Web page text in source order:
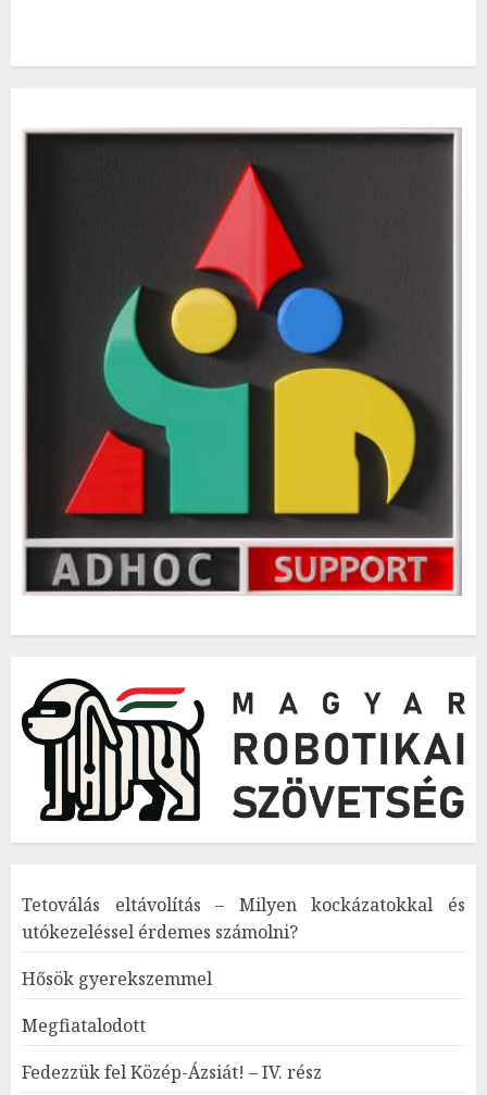
Tetoválás eltávolítás – Milyen kockázatokkal és
utókezeléssel érdemes számolni?
Hősök gyerekszemmel
Megfiatalodott
Fedezzük fel Közép-Ázsiát! – IV. rész